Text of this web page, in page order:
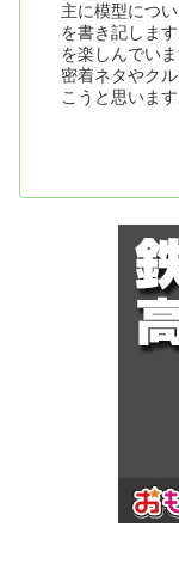
主に模型につ
を書き記しま
を楽しんでい
密着ネタやク
こうと思います